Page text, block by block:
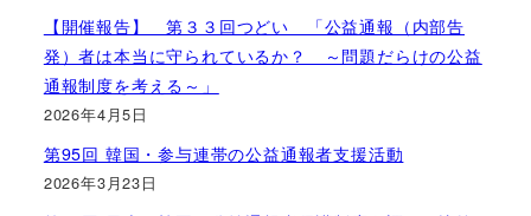
【開催報告】 第３３回つどい 「公益通報（内部告
発）者は本当に守られているか？ ～問題だらけの公益
通報制度を考える～」
2026年4月5日
第95回 韓国・参与連帯の公益通報者支援活動
2026年3月23日